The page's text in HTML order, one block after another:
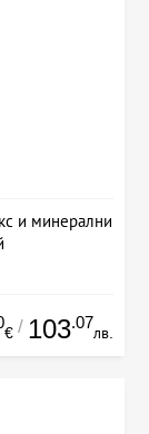
и минерални
€ / 103.07
лв.